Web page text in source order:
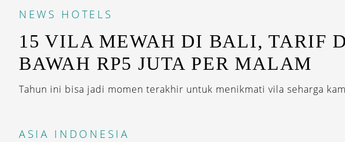
NEWS HOTELS
15 VILA MEWAH DI BALI, TARIF
BAWAH RP5 JUTA PER MALAM
Tahun ini bisa jadi momen terakhir untuk menikmati vila seharga
ASIA INDONESIA